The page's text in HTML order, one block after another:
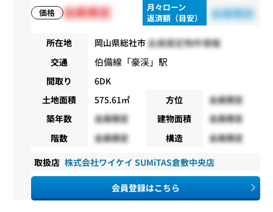
価格 会員限定
月々ローン
返済額（目安）
会員限定
所在地 岡山県総社市会員限定物件情報
交通 伯備線 「豪渓」駅
間取り
6DK
土地面積
575.61㎡ 方位
会員限定
築年数
会員限定 建物面積
会員限定
階数
会員限定 構造 会員限定
取扱店 株式会社ワイケイ SUMiTAS倉敷中央店
会員登録はこちら